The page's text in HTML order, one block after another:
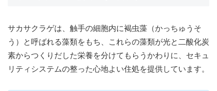
サカサクラゲは、触手の細胞内に褐虫藻（かっちゅうそ
う）と呼ばれる藻類をもち、これらの藻類が光と二酸化炭
素からつくりだした栄養を分けてもらうかわりに、セキュ
リティシステムの整った心地よい住処を提供しています。